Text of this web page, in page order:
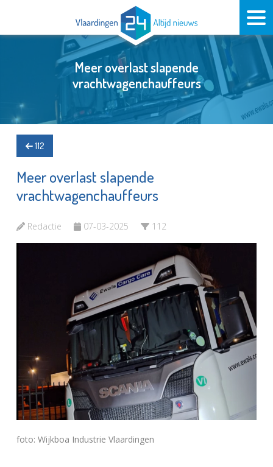
Meer overlast slapende
vrachtwagenchauffeurs
112
Meer overlast slapende
vrachtwagenchauffeurs
Redactie 07-03-2025 112
foto: Wijkboa Industrie Vlaardingen